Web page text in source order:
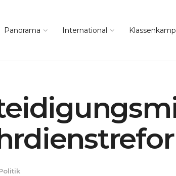
Panorama International